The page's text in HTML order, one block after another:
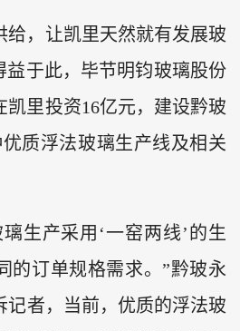
给，让凯里天然就有发展玻
益于此，毕节明钧玻璃股份
凯里投资16亿元，建设黔玻
质浮法玻璃生产线及相关
生产采用‘一窑两线’的生
的订单规格需求。”黔玻永
记者，当前，优质的浮法玻